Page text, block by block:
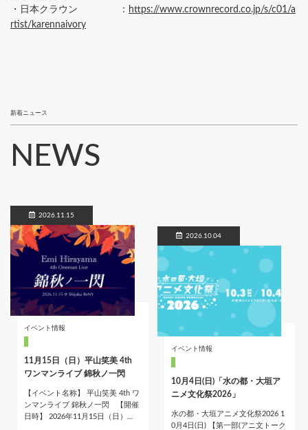
・日本クラウン ： https://www.crownrecord.co.jp/s/c01/a
rtist/karennaivory
新着ニュース
NEWS
2026.11.15
イベント情報
11月15日（日）平山笑美 4th
ワンマンライブ 錦秋ノ一閃
【イベント名称】 平山笑美 4th ワ
ンマンライブ 錦秋ノ一閃 【開催
日時】 2026年11月15日（日）…
2026.10.04
イベント情報
10月4日(日)「水の都・大垣ア
ニメ文化祭2026」
水の都・大垣アニメ文化祭2026 1
0月4日(日) 【第一部(アニ文トーク